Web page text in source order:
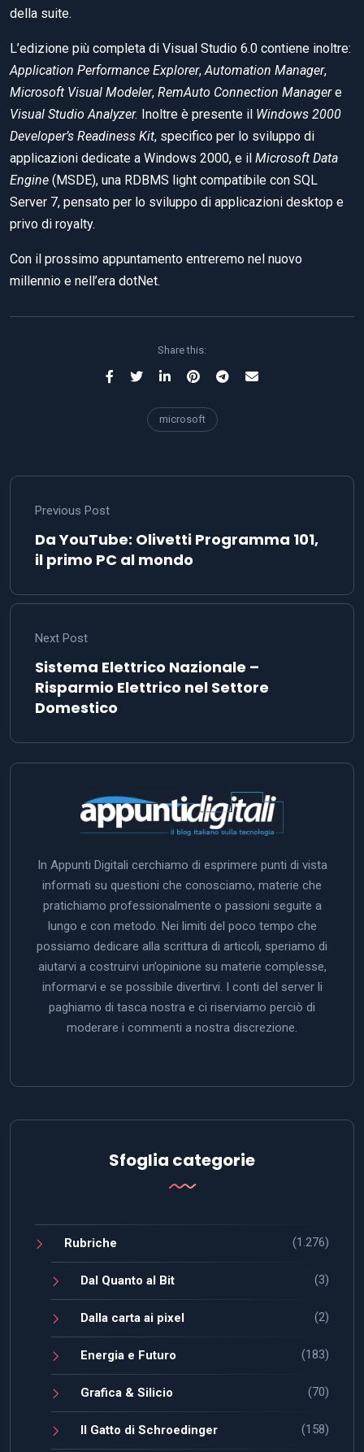
della suite.
L’edizione più completa di Visual Studio 6.0 contiene inoltre:
Application Performance Explorer,Automation Manager,
Microsoft Visual Modeler, RemAuto Connection Managere
Visual Studio Analyzer. Inoltre è presente il Windows 2000
Developer’s Readiness Kit, specifico per lo sviluppo di
applicazioni dedicate a Windows 2000, e il Microsoft Data
Engine (MSDE), una RDBMS light compatibile con SQL
Server 7, pensato per lo sviluppo di applicazioni desktop e
privo di royalty.
Con il prossimo appuntamento entreremo nel nuovo
millennio e nell’era dotNet.
Share this:
microsoft
Previous Post
Da YouTube: Olivetti Programma 101,
il primo PC al mondo
Next Post
Sistema Elettrico Nazionale –
Risparmio Elettrico nel Settore
Domestico
In Appunti Digitali cerchiamo di esprimere punti di vista
informati su questioni che conosciamo, materie che
pratichiamo professionalmente o passioni seguite a
lungo e con metodo. Nei limiti del poco tempo che
possiamo dedicare alla scrittura di articoli, speriamo di
aiutarvi a costruirvi un’opinione su materie complesse,
informarvi e se possibile divertirvi. I conti del server li
paghiamo di tasca nostra e ci riserviamo perciò di
moderare i commenti a nostra discrezione.
Sfoglia categorie
Rubriche (1.276)
Dal Quanto al Bit (3)
Dalla carta ai pixel (2)
Energia e Futuro (183)
Grafica & Silicio (70)
Il Gatto di Schroedinger (158)